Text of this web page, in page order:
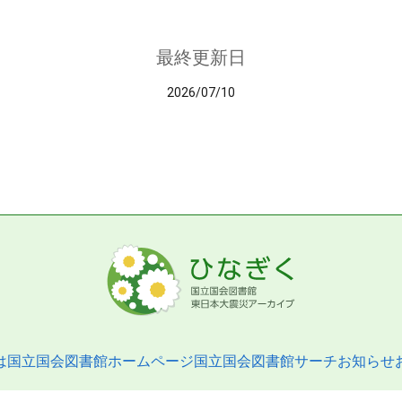
最終更新日
2026/07/10
国立国会図書館ホームページ国立国会図書館サーチお知らせ